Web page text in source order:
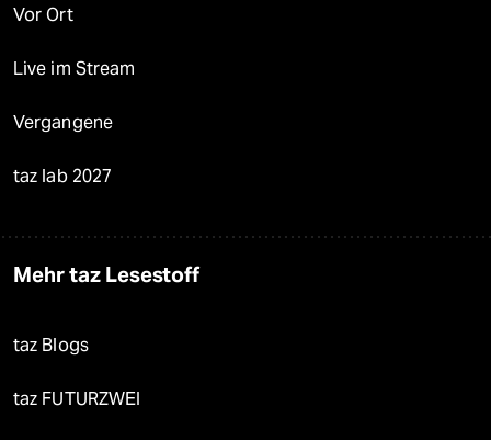
Vor Ort
Live im Stream
Vergangene
taz lab 2027
Mehr taz Lesestoff
taz Blogs
taz FUTURZWEI